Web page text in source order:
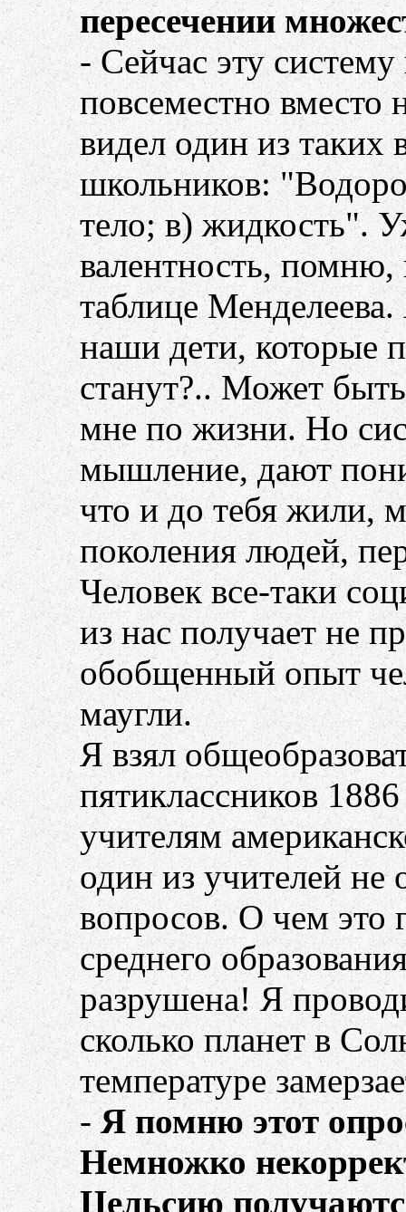
пересечении
- Сейчас эту
повсеместно вместо
видел один из таких
школьников:
тело; в) жидкость".
валентность,
таблице
наши дети, которые
станут?.. Может
мне по жизни. Но
мышление, дают
что и до тебя жили,
поколения людей,
Человек все-таки
из нас получает не
обобщенный опыт
маугли.
Я взял
пятиклассников
учителям
один из учителей не
вопросов. О чем это
среднего
разрушена! Я
сколько планет в
температуре
-Я помню этот
Немножко
Цельсию